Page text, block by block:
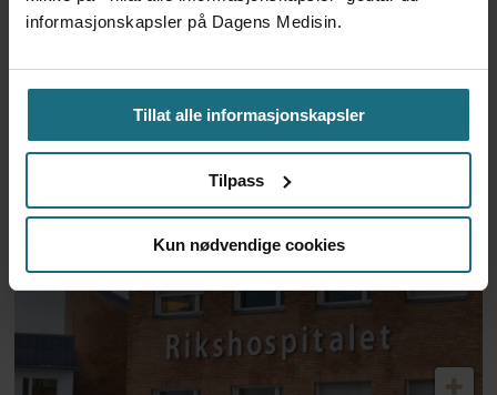
informasjonskapsler på Dagens Medisin.
Tillat alle informasjonskapsler
Tilpass
Kun nødvendige cookies
Ebolautbruddet:
Helsearbeidere protesterer
mot manglende lønn